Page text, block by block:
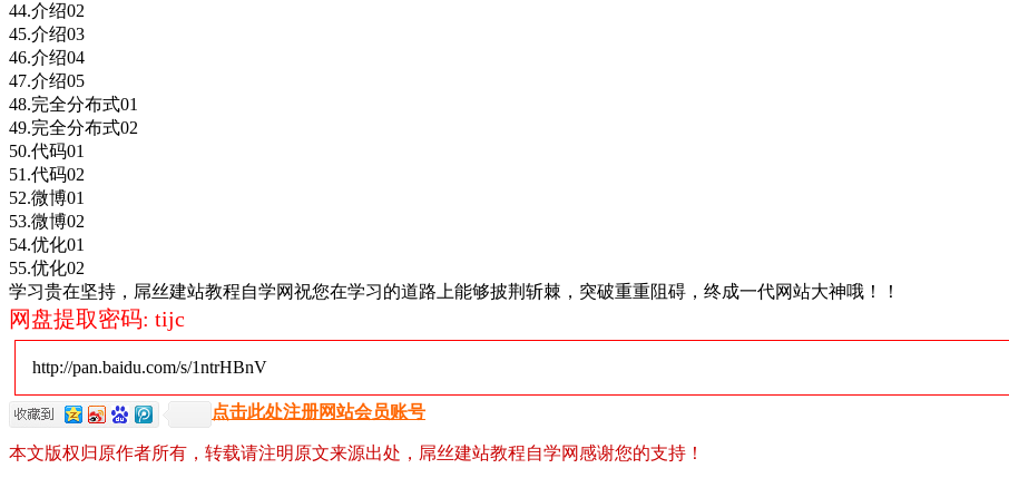
44.介绍02
45.介绍03
46.介绍04
47.介绍05
48.完全分布式01
49.完全分布式02
50.代码01
51.代码02
52.微博01
53.微博02
54.优化01
55.优化02
学习贵在坚持，屌丝建站教程自学网祝您在学习的道路上能够披荆斩棘，突破重重阻碍，终成一代网站大神哦！！
网盘提取密码: tijc
http://pan.baidu.com/s/1ntrHBnV
点击此处注册网站会员账号
本文版权归原作者所有，转载请注明原文来源出处，屌丝建站教程自学网感谢您的支持！